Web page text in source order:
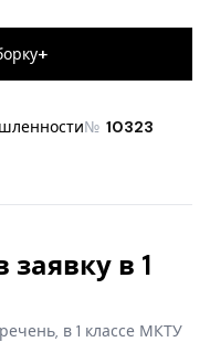
+
№ 10323
в 1
в 1 классе МКТУ